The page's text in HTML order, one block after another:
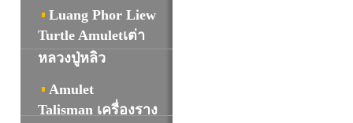
Luang Phor Liew
Turtle Amuletเต่า
หลวงปู่หลิว
Amulet
Talisman เครื่องราง